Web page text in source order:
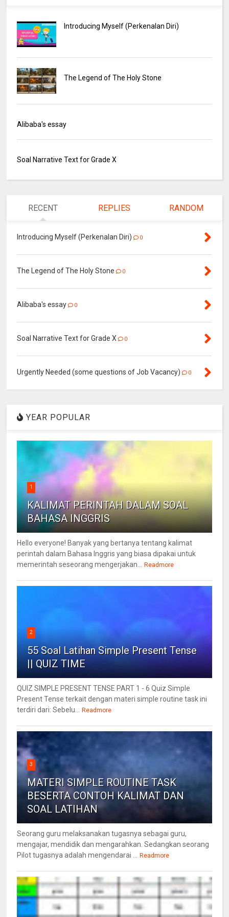
Introducing Myself (Perkenalan Diri)
The Legend of The Holy Stone
Alibaba's essay
Soal Narrative Text for Grade X
RECENT REPLIES RANDOM
Introducing Myself (Perkenalan Diri) 0
The Legend of The Holy Stone 0
Alibaba's essay 0
Soal Narrative Text for Grade X 0
Urgently Needed (some questions of Job Vacancy) 0
YEAR POPULAR
1
KALIMAT PERINTAH DALAM SOAL
BAHASA INGGRIS
Hello everyone! Banyak yang bertanya tentang kalimat
perintah dalam Bahasa Inggris yang biasa dipakai untuk
memerintah seseorang mengerjakan... Readmore
2
55 Soal Latihan Simple Present Tense
|| QUIZ TIME
QUIZ SIMPLE PRESENT TENSE PART 1 - 6 Quiz Simple
Present Tense terkait dengan materi simple routine task ini
terdiri dari: Sebelu... Readmore
3
MATERI SIMPLE ROUTINE TASK
BESERTA CONTOH KALIMAT DAN
SOAL LATIHAN
Seorang guru melaksanakan tugasnya sebagai guru,
mengajar, mendidik dan mengarahkan. Sedangkan seorang
Pilot tugasnya adalah mengendarai ... Readmore